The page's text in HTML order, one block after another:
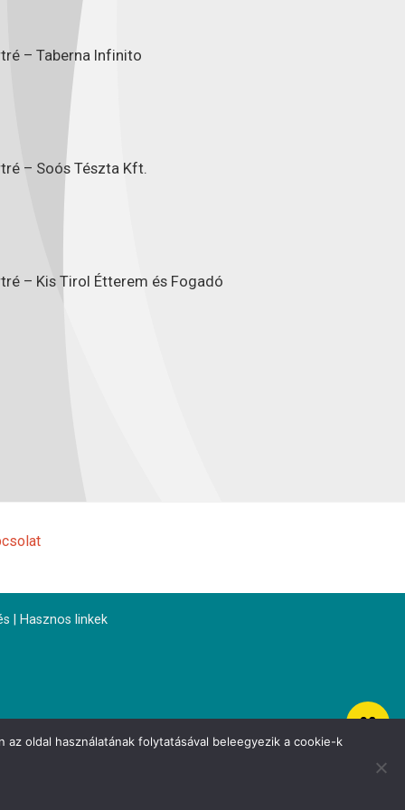
– Taberna Infinito
– Soós Tészta Kft.
– Kis Tirol Étterem és Fogadó
Hasznos linkek
oldal használatának folytatásával beleegyezik a cookie-k